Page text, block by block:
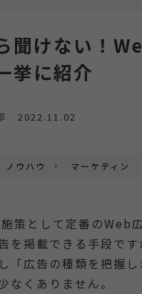
聞けない！
挙に紹介
2022.11.02
ノウハウ マーケティング
策として定番のWeb
を掲載できる手段で
「広告の種類を把握し
なくありません。